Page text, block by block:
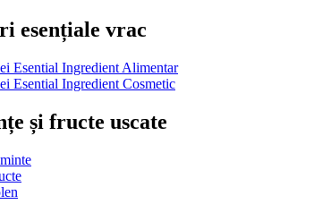
esențiale vrac
Esential Ingredient Alimentar
Esential Ingredient Cosmetic
și fructe uscate